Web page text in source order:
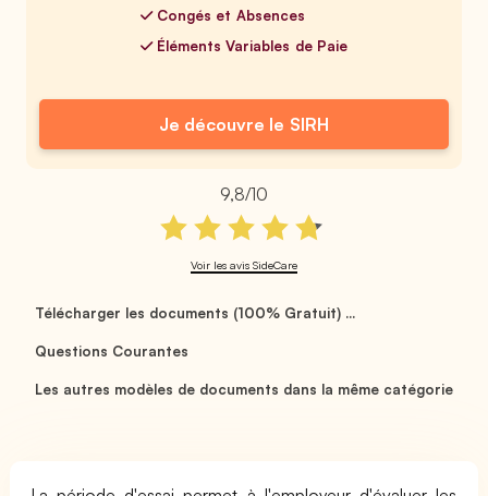
Congés et Absences
Éléments Variables de Paie
Je découvre le SIRH
9,8/10
Voir les avis SideCare
Télécharger les documents (100% Gratuit) ...
Questions Courantes
Les autres modèles de documents dans la même catégorie